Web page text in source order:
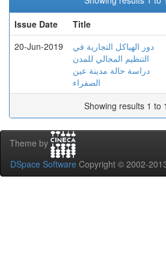
Issue Date
Title
20-Jun-2019
دور الهياكل التجارية في
التنظيم المجالي للمدن
دراسة حالة مدينة عين
الصفراء
Showing results 1 to
Theme by
DSpace Software Copyright © 2002-